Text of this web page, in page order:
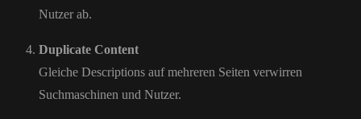
Nutzer ab.
Duplicate Content
Gleiche Descriptions auf mehreren Seiten verwirren
Suchmaschinen und Nutzer.